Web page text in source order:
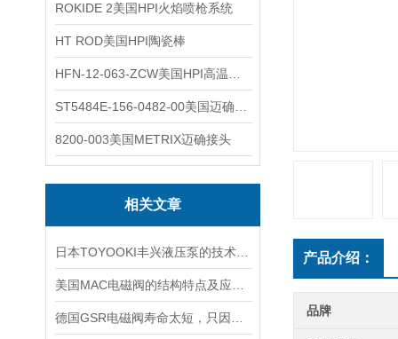
ROKIDE 2美国HPI火焰喷枪系统
HT ROD美国HPI陶瓷棒
8200-003美国METRIX迈确接头
相关文章
产品介绍：
品牌